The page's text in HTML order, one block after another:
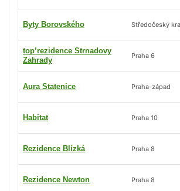
Byty Borovského Středočeský
top’rezidence Strnadovy
Zahrady
Praha 6
Aura Statenice Praha-západ
Habitat Praha 10
Rezidence Blízká Praha 8
Rezidence Newton Praha 8